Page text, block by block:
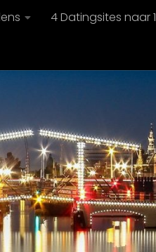
4 Datingsites naar 1